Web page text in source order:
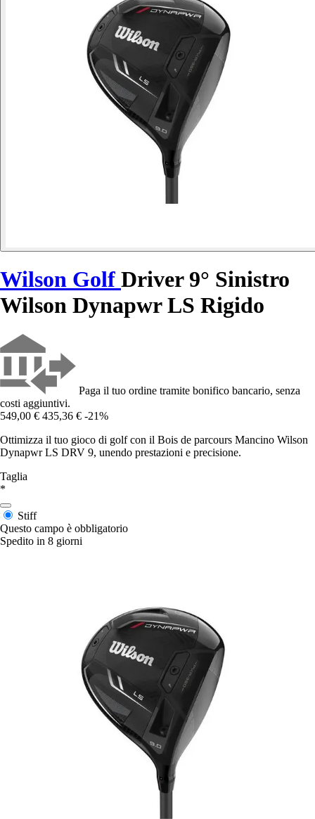
Wilson Golf Driver 9° Sinistro
Wilson Dynapwr LS Rigido
Paga il tuo ordine tramite bonifico bancario, senza
costi aggiuntivi.
549,00 € 435,36 € -21%
Ottimizza il tuo gioco di golf con il Bois de parcours Mancino Wilson
Dynapwr LS DRV 9, unendo prestazioni e precisione.
Taglia
*
Stiff
Questo campo è obbligatorio
Spedito in 8 giorni